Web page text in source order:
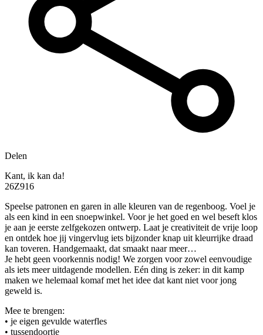
Delen
Kant, ik kan da!
26Z916
Speelse patronen en garen in alle kleuren van de regenboog. Voel je
als een kind in een snoepwinkel. Voor je het goed en wel beseft klos
je aan je eerste zelfgekozen ontwerp. Laat je creativiteit de vrije loop
en ontdek hoe jij vingervlug iets bijzonder knap uit kleurrijke draad
kan toveren. Handgemaakt, dat smaakt naar meer…
Je hebt geen voorkennis nodig! We zorgen voor zowel eenvoudige
als iets meer uitdagende modellen. Eén ding is zeker: in dit kamp
maken we helemaal komaf met het idee dat kant niet voor jong
geweld is.
Mee te brengen:
• je eigen gevulde waterfles
• tussendoortje